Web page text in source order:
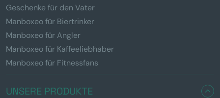
Geschenke für den Vater
Manboxeo für Biertrinker
Manboxeo für Angler
Manboxeo für Kaffeeliebhaber
Manboxeo für Fitnessfans
UNSERE PRODUKTE